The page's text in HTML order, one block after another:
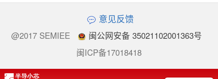
意见反馈
@2017 SEMIEE
闽公网安备 35021102001363号
闽ICP备17018418